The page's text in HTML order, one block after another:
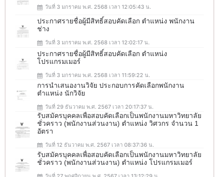
วันที่ 3 มกราคม พ.ศ. 2568 เวลา 12:05:43 น.
ประกาศรายชื่อผู้มีสิทธิ์สอบคัดเลือก ตำแหน่ง พนักงาน
ช่าง
วันที่ 3 มกราคม พ.ศ. 2568 เวลา 12:02:17 น.
ประกาศรายชื่อผู้มีสิทธิ์สอบคัดเลือก ตำแหน่ง
โปรแกรมเมอร์
วันที่ 3 มกราคม พ.ศ. 2568 เวลา 11:59:22 น.
การนำเสนองานวิจัย ประกอบการคัดเลือกพนักงาน
ตำแหน่ง นักวิจัย
วันที่ 29 ธันวาคม พ.ศ. 2567 เวลา 20:17:37 น.
รับสมัครบุคคลเพื่อสอบคัดเลือกเป็นพนักงานมหาวิทยาลัย
ชั่วคราว (พนักงานส่วนงาน) ตำแหน่ง วิศวกร จำนวน 1
อัตรา
วันที่ 12 ธันวาคม พ.ศ. 2567 เวลา 08:37:36 น.
รับสมัครบุคคลเพื่อสอบคัดเลือกเป็นพนักงานมหาวิทยาลัย
ชั่วคราว (พนักงานส่วนงาน) ตำแหน่ง โปรแกรมเมอร์